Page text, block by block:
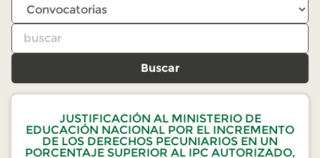
Buscar
JUSTIFICACIÓN AL MINISTERIO DE
EDUCACIÓN NACIONAL POR EL INCREMENTO
DE LOS DERECHOS PECUNIARIOS EN UN
PORCENTAJE SUPERIOR AL IPC AUTORIZADO,